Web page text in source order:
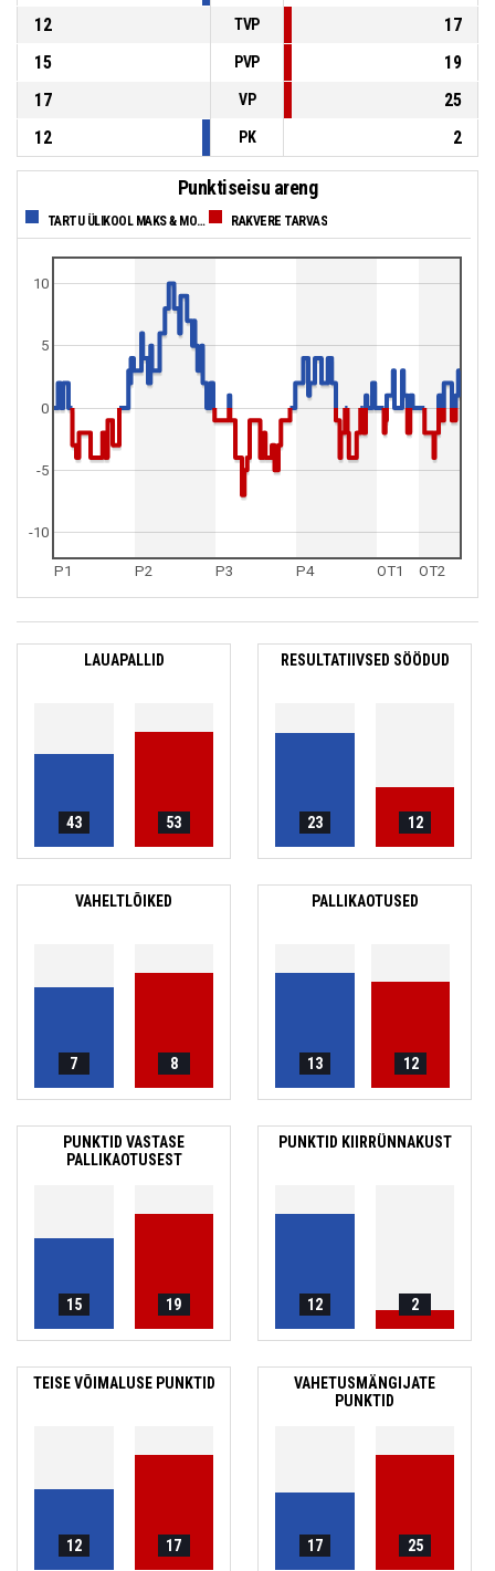
12
TVP
17
15
PVP
19
17
VP
25
12
PK 2
Punktiseisu areng
TARTU ÜLIKOOL MAKS & MOORITS RAKVERE TARVAS
P1 P2 P3 P4 OT1 OT2
0
5
10
-10
-5
LAUAPALLID
43 53
RESULTATIIVSED SÖÖDUD
23 12
VAHELTLÕIKED
7 8
PALLIKAOTUSED
13 12
PUNKTID VASTASE
PALLIKAOTUSEST
15 19
PUNKTID KIIRRÜNNAKUST
12 2
TEISE VÕIMALUSE PUNKTID
12 17
VAHETUSMÄNGIJATE
PUNKTID
17 25